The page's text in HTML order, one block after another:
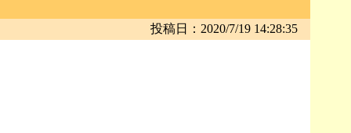
投稿日：2020/7/19 14:28:35